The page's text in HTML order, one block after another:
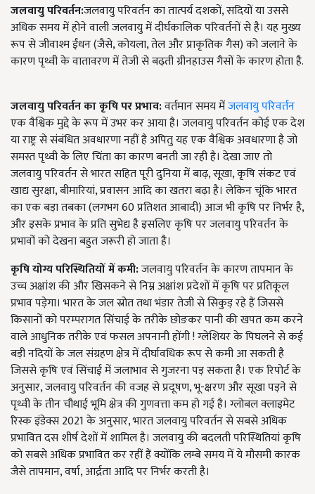
जलवायु परिवर्तन:जलवायु परिवर्तन का तात्पर्य दशकों, सदियों या उससे
अधिक समय में होने वाली जलवायु में दीर्घकालिक परिवर्तनों से है। यह मुख्य
रूप से जीवाश्म ईंधन (जैसे, कोयला, तेल और प्राकृतिक गैस) को जलाने के
कारण पृथ्वी के वातावरण में तेजी से बढ़ती ग्रीनहाउस गैसों के कारण होता है.
जलवायुपरिवर्तनकाकृषिपरप्रभाव:वर्तमान समय मेंजलवायु परिवर्तन
एक वैश्विक मुद्दे के रूप में उभर कर आया है। जलवायु परिवर्तन कोई एक देश
या राष्ट्र से संबंधित अवधारणा नहीं है अपितु यह एक वैश्विक अवधारणा है जो
समस्त पृथ्वी के लिए चिंता का कारण बनती जा रही है। देखा जाए तो
जलवायु परिवर्तन से भारत सहित पूरी दुनिया में बाढ़, सूखा, कृषि संकट एवं
खाद्य सुरक्षा, बीमारियां, प्रवासन आदि का खतरा बढ़ा है। लेकिन चूंकि भारत
का एक बड़ा तबका (लगभग 60 प्रतिशत आबादी) आज भी कृषि पर निर्भर है,
और इसके प्रभाव के प्रति सुभेद्य है इसलिए कृषि पर जलवायु परिवर्तन के
प्रभावों को देखना बहुत जरूरी हो जाता है।
कृषियोग्यपरिस्थितियोंमेंकमी:जलवायु परिवर्तन के कारण तापमान के
उच्च अक्षांश की और खिसकने से निम्न अक्षांश प्रदेशों में कृषि पर प्रतिकूल
प्रभाव पड़ेगा। भारत के जल स्रोत तथा भंडार तेजी से सिकुड़ रहे हैं जिससे
किसानों को परम्परागत सिंचाई के तरीके छोङकर पानी की खपत कम करने
वाले आधुनिक तरीके एवं फसल अपनानी होंगी ! ग्लेशियर के पिघलने से कई
बड़ी नदियों के जल संग्रहण क्षेत्र में दीर्घावधिक रूप से कमी आ सकती है
जिससे कृषि एवं सिंचाई में जलाभाव से गुजरना पड़ सकता है। एक रिपोर्ट के
अनुसार, जलवायु परिवर्तन की वजह से प्रदूषण, भू-क्षरण और सूखा पड़ने से
पृथ्वी के तीन चौथाई भूमि क्षेत्र की गुणवत्ता कम हो गई है। ग्लोबल क्लाइमेट
रिस्क इंडेक्स 2021 के अनुसार, भारत जलवायु परिवर्तन से सबसे अधिक
प्रभावित दस शीर्ष देशों में शामिल है। जलवायु की बदलती परिस्थितियां कृषि
को सबसे अधिक प्रभावित कर रहीं हैं क्योंकि लम्बे समय में ये मौसमी कारक
जैसे तापमान, वर्षा, आर्द्रता आदि पर निर्भर करती है।